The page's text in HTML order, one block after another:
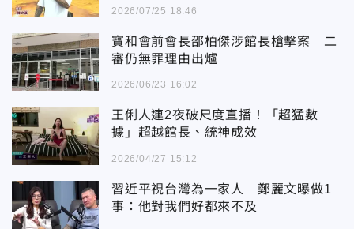
2026/07/25 18:46
寶和會前會長邵柏傑涉館長槍擊案 二
審仍無罪理由出爐
2026/06/23 16:02
王俐人連2夜破尺度直播！「超猛數
據」超越館長、統神成效
2026/04/27 15:12
習近平視台灣為一家人 鄭麗文曝做1
事：他對我們好都來不及